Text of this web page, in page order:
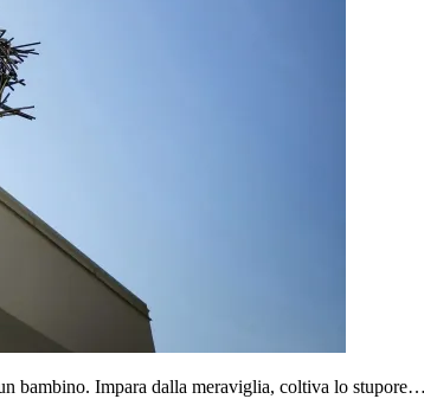
bambino. Impara dalla meraviglia, coltiva lo